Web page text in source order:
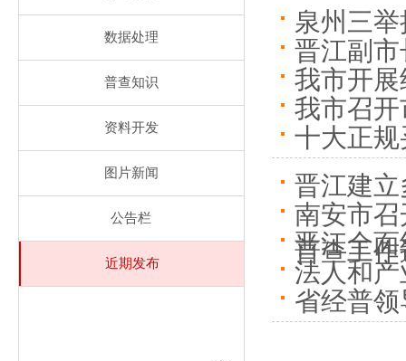
数据处理
普查知识
资料开发
图片新闻
公告栏
近期发布
泉州三
晋江副
我市开
我市召
十大正
晋江建
南安市
普查工
晋江全
法人和
省经普